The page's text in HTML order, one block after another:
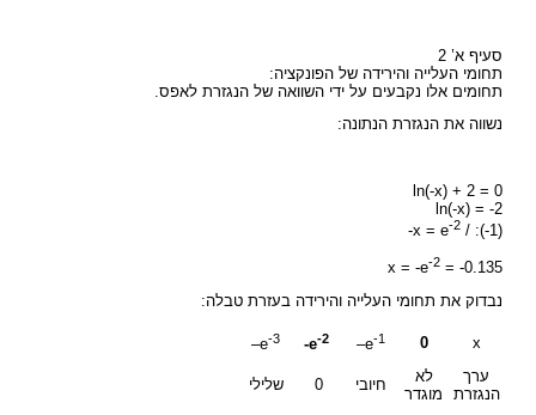
סעיף א’ 2
תחומי העלייה והירידה של הפונקציה:
תחומים אלו נקבעים על ידי השוואה של הנגזרת לאפס.
נשווה את הנגזרת הנתונה:
ln(-x) + 2 = 0
ln(-x) = -2
-x = e-2 / :(-1)
x = -e-2 = -0.135
נבדוק את תחומי העלייה והירידה בעזרת טבלה:
x
0
e-1
–
-e-2
e-3
–
ערך
הנגזרת
לא
מוגדר
חיובי 0 שלילי